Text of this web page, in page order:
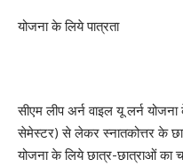
योजना के लिये पात्रता
सीएम लीप अर्न वाइल यू लर्न योजना
सेमेस्टर) से लेकर स्नातकोत्तर के
योजना के लिये छात्र-छात्राओं